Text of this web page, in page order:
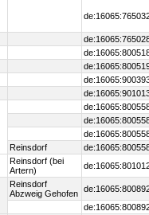
Reinsdorf
Reinsdorf (bei
Artern)
Reinsdorf
Abzweig Gehofen